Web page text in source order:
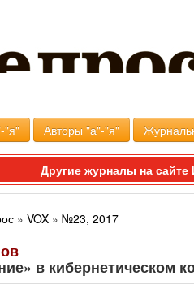
"я" Авторы "а"-"я"
Другие журналы на
» VOX » №23, 2017
в кибернетическом